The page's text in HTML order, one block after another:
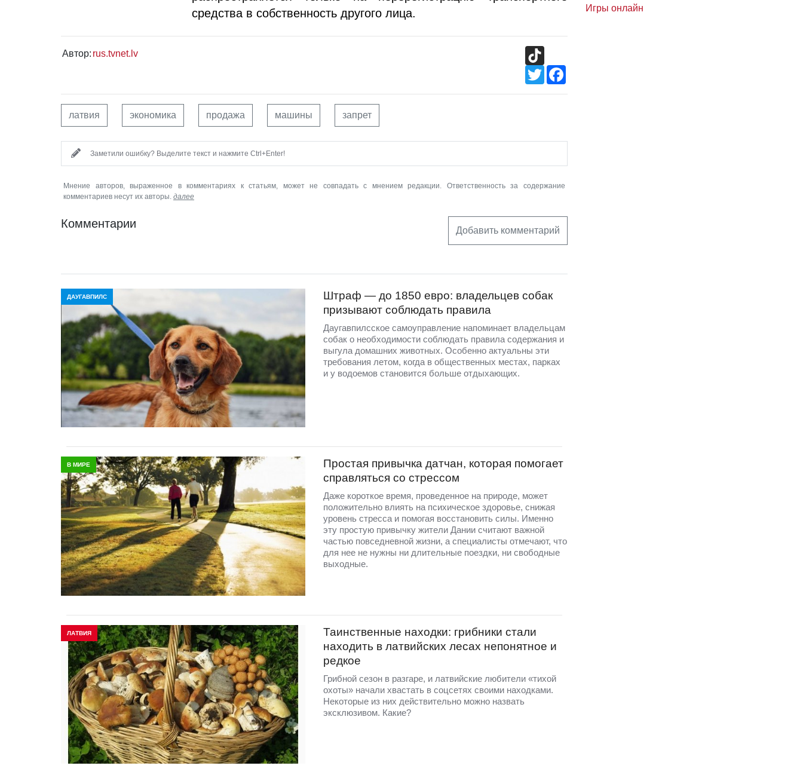
средства в собственность другого лица.
Автор: rus.tvnet.lv
TikTok
TwitterFacebook
латвия экономика продажа машины запрет
Заметили ошибку? Выделите текст и нажмите Ctrl+Enter!
Мнение авторов, выраженное в комментариях к статьям, может не совпадать с мнением редакции. Ответственность за содержание
комментариев несут их авторы. далее
Комментарии
Добавить комментарий
ДАУГАВПИЛС
Штраф — до 1850 евро: владельцев собак
призывают соблюдать правила
Даугавпилсское самоуправление напоминает владельцам
собак о необходимости соблюдать правила содержания и
выгула домашних животных. Особенно актуальны эти
требования летом, когда в общественных местах, парках
и у водоемов становится больше отдыхающих.
В МИРЕ
Простая привычка датчан, которая помогает
справляться со стрессом
Даже короткое время, проведенное на природе, может
положительно влиять на психическое здоровье, снижая
уровень стресса и помогая восстановить силы. Именно
эту простую привычку жители Дании считают важной
частью повседневной жизни, а специалисты отмечают, что
для нее не нужны ни длительные поездки, ни свободные
выходные.
ЛАТВИЯ
Таинственные находки: грибники стали
находить в латвийских лесах непонятное и
редкое
Грибной сезон в разгаре, и латвийские любители «тихой
охоты» начали хвастать в соцсетях своими находками.
Некоторые из них действительно можно назвать
эксклюзивом. Какие?
Игры онлайн